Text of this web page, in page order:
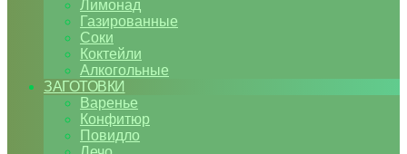
Лимонад
Газированные
Соки
Коктейли
Алкогольные
ЗАГОТОВКИ
Варенье
Конфитюр
Повидло